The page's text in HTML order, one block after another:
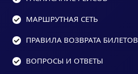
МАРШРУТНАЯ СЕТЬ
ПРАВИЛА ВОЗВРАТА БИЛЕТОВ
ВОПРОСЫ И ОТВЕТЫ